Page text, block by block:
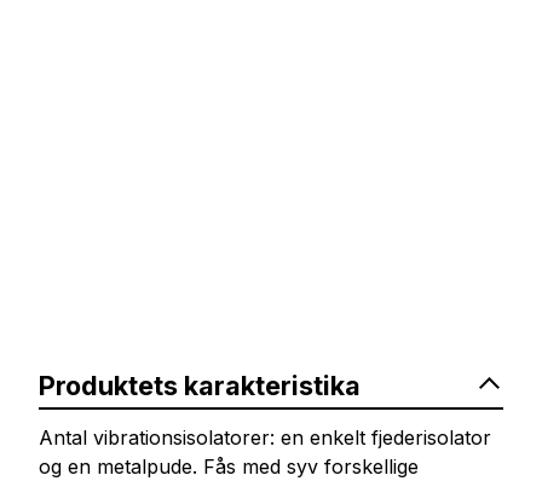
Produktets karakteristika
Antal vibrationsisolatorer: en enkelt fjederisolator
og en metalpude. Fås med syv forskellige